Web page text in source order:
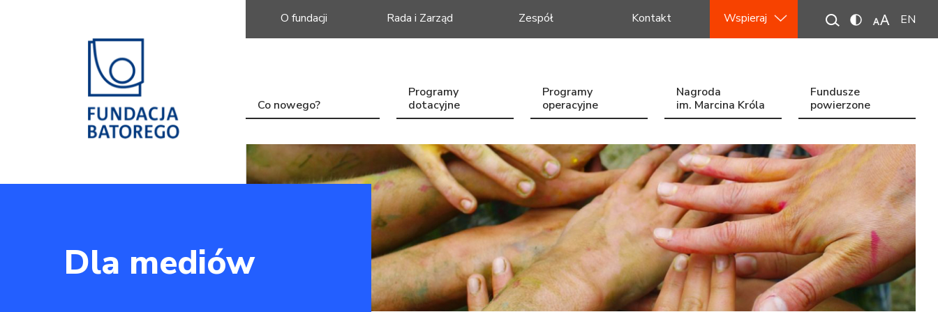
O fundacji Rada i Zarząd Zespół Kontakt Wspieraj EN
Co nowego?
Programy
dotacyjne
Programy
operacyjne
Nagroda
im. Marcina Króla
Fundusze
powierzone
Dla mediów